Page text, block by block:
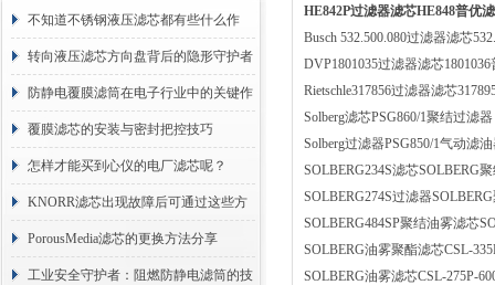
不知道不锈钢液压滤芯都有些什么作
用？进来看
转向液压滤芯方向盘背后的隐形守护者
防静电覆膜滤筒在电子行业中的关键作
用
覆膜滤芯的安装与密封把控技巧
怎样才能买到心仪的电厂滤芯呢？
KNORR滤芯出现故障后可通过这些方
法解决
PorousMedia滤芯的更换方法分享
工业安全守护者：阻燃防静电滤筒的技
HE842P过滤器滤芯HE848普优
Busch 532.500.080过滤器滤芯
DVP1801035过滤器滤芯
Rietschle317856过滤器滤芯
Solberg滤芯PSG860/1聚结过滤器
Solberg过滤器PSG850/1气动滤
SOLBERG234S滤芯SOLBERG
SOLBERG274S过滤器
SOLBERG484SP聚结油雾滤芯
SOLBERG油雾聚酯滤芯CSL-
SOLBERG油雾滤芯CSL-275P-